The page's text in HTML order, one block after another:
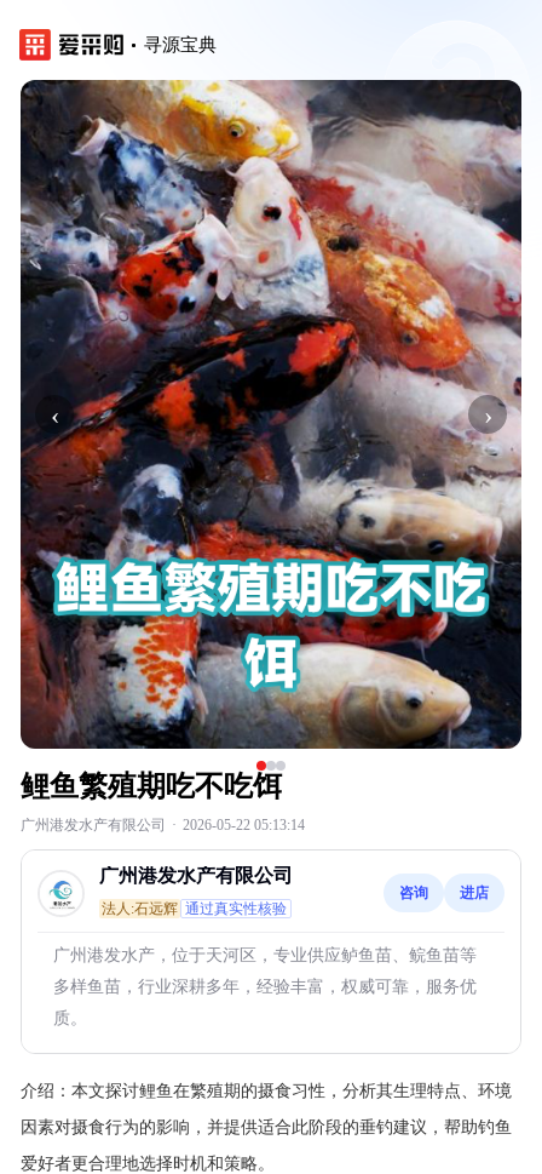
寻源宝典
‹ ›
鲤鱼繁殖期吃不吃饵
广州港发水产有限公司 · 2026-05-22 05:13:14
广州港发水产有限公司
法人:石远辉 通过真实性核验
咨询 进店
广州港发水产，位于天河区，专业供应鲈鱼苗、鲩鱼苗等
多样鱼苗，行业深耕多年，经验丰富，权威可靠，服务优
质。
介绍： 本文探讨鲤鱼在繁殖期的摄食习性，分析其生理特点、环境
因素对摄食行为的影响，并提供适合此阶段的垂钓建议，帮助钓鱼
爱好者更合理地选择时机和策略。